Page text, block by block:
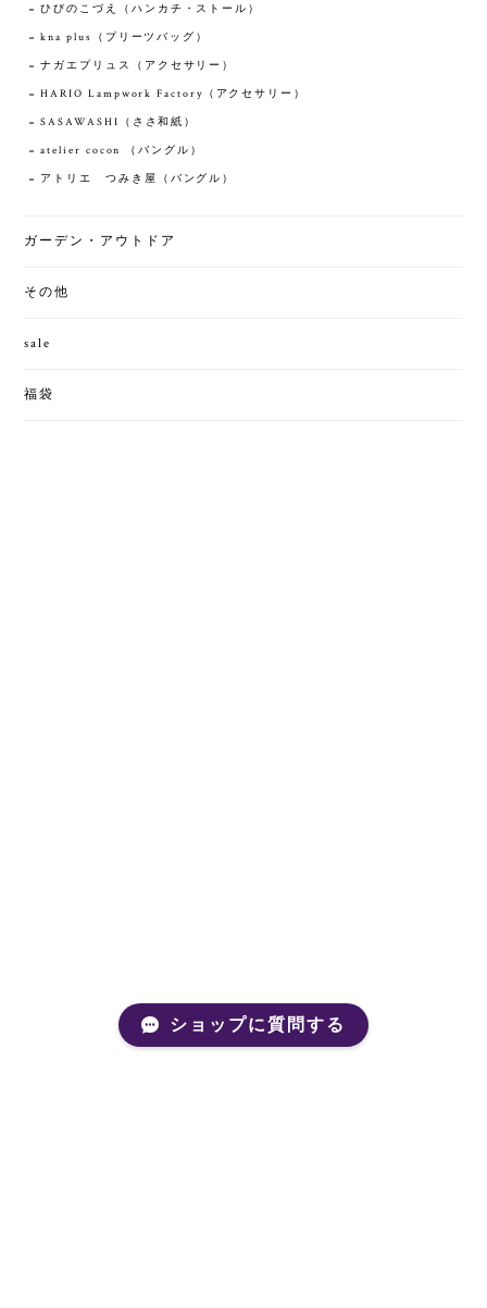
ひびのこづえ（ハンカチ・ストール）
kna plus（プリーツバッグ）
ナガエプリュス（アクセサリー）
HARIO Lampwork Factory（アクセサリー）
SASAWASHI（ささ和紙）
atelier cocon （バングル）
アトリエ つみき屋（バングル）
ガーデン・アウトドア
その他
sale
福袋
ショップに質問する